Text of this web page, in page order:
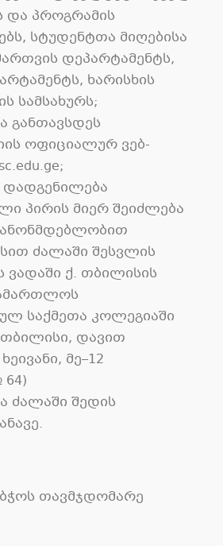
და პროგრამის
სტუდენტთა მიღებისა
დეპარტამენტს,
ხარისხის
სამსახურს;
განთავსდეს
ოფიციალურ ვებ-
დადგენილება
პირის მიერ შეიძლება
ძალაში შესვლის
ქ. თბილისის
საქმეთა კოლეგიაში
თბილისი, დავით
მე–12
ძალაში შედის
თავმჯდომარე